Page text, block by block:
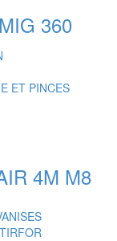
ET PINCES
360
4M M8